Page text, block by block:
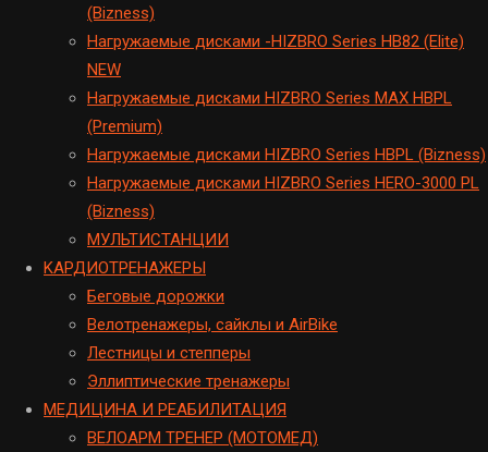
(Bizness)
Hагружаемые дисками -HIZBRO Series HB82 (Elite)
NEW
Нагружаемые дисками HIZBRO Series MAX HBPL
(Premium)
Hагружаемые дисками HIZBRO Series HBPL (Bizness)
Hагружаемые дисками HIZBRO Series HERO-3000 PL
(Bizness)
МУЛЬТИСТАНЦИИ
KАРДИОТРЕНАЖЕРЫ
Беговые дорожки
Велотренажеры, сайклы и AirBike
Лестницы и степперы
Эллиптические тренажеры
МЕДИЦИНА И РЕАБИЛИТАЦИЯ
ВЕЛОАРМ ТРЕНЕР (МОТОМЕД)